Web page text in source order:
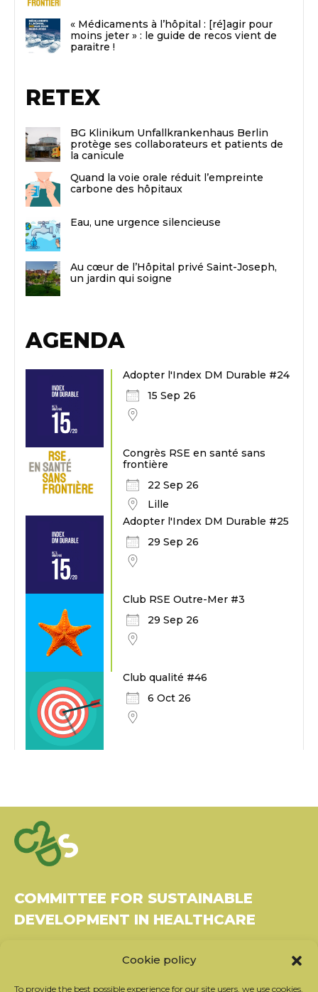
Cookie policy
To provide the best possible experience for our site users, we use cookies.
« Médicaments à l’hôpital : [ré]agir pour
moins jeter » : le guide de recos vient de
paraitre !
RETEX
BG Klinikum Unfallkrankenhaus Berlin
protège ses collaborateurs et patients de
la canicule
Quand la voie orale réduit l’empreinte
carbone des hôpitaux
Eau, une urgence silencieuse
Au cœur de l’Hôpital privé Saint-Joseph,
un jardin qui soigne
AGENDA
Adopter l'Index DM Durable #24
15 Sep 26
Congrès RSE en santé sans
frontière
22 Sep 26
Lille
Adopter l'Index DM Durable #25
29 Sep 26
Club RSE Outre-Mer #3
29 Sep 26
Club qualité #46
6 Oct 26
COMMITTEE FOR SUSTAINABLE
DEVELOPMENT IN HEALTHCARE
37270 Montlouis-sur-Loire
Tel: 06 26 49 36 81 - contact@c2ds.eu